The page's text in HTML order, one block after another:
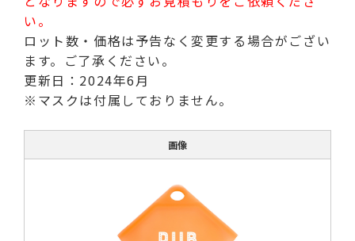
い。
ロット数・価格は予告なく変更する場合がござい
ます。ご了承ください。
更新日：2024年6月
※マスクは付属しておりません。
画像